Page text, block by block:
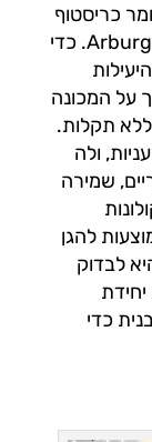
כריסטוף
בולצ'ל, מנהל המכירות הטכני בחברת Arburg. כדי
על המכונה
תקלות.
ולה
שמירה
להגן
לבדוק
כדי